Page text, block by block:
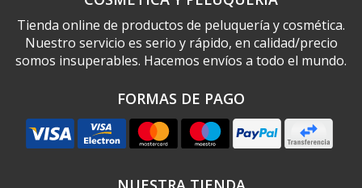
Tienda online de productos de peluquería y cosmética.
Nuestro servicio es serio y rápido, en calidad/precio
somos insuperables. Hacemos envíos a todo el mundo.
FORMAS DE PAGO